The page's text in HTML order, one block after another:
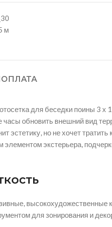
м
ОПЛАТА
для беседки поины 3 х
обновить внешний вид
эстетику, но не хочет
элементом экстерьера,
высокохудожественные
для зонирования и